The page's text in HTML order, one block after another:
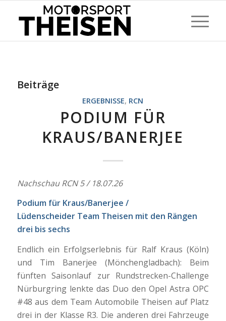
Beiträge
ERGEBNISSE, RCN
PODIUM FÜR
KRAUS/BANERJEE
Nachschau RCN 5 / 18.07.26
Podium für Kraus/Banerjee /
Lüdenscheider Team Theisen mit den Rängen
drei bis sechs
Endlich ein Erfolgserlebnis für Ralf Kraus (Köln)
und Tim Banerjee (Mönchengladbach): Beim
fünften Saisonlauf zur Rundstrecken-Challenge
Nürburgring lenkte das Duo den Opel Astra OPC
#48 aus dem Team Automobile Theisen auf Platz
drei in der Klasse R3. Die anderen drei Fahrzeuge